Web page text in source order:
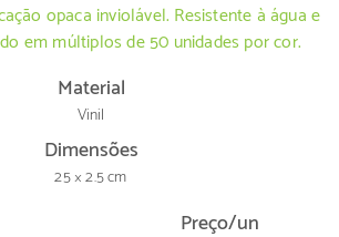
opaca inviolável. Resistente à água e
em múltiplos de 50 unidades por cor.
Material
Vinil
Dimensões
25 × 2.5 cm
Preço/un